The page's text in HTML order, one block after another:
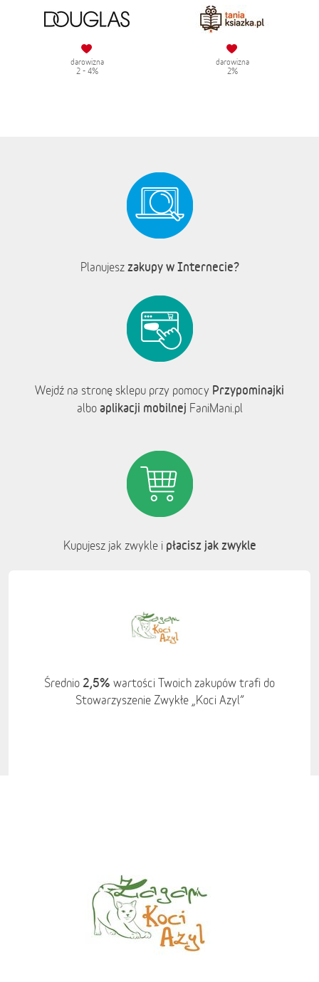
darowizna
2 - 4%
darowizna
2%
Planujesz zakupy w Internecie?
Wejdź na stronę sklepu przy pomocy Przypominajki
albo aplikacji mobilnej FaniMani.pl
Kupujesz jak zwykle i płacisz jak zwykle
Średnio 2,5% wartości Twoich zakupów trafi do
Stowarzyszenie Zwykłe „Koci Azyl”